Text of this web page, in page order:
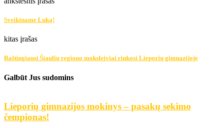
Sveikiname Luką!
kitas įrašas
Raštingiausi Šiaulių regiono moksleiviai rinkosi Lieporių gimnazijoje
Galbūt Jus sudomins
Lieporių gimnazijos mokinys – pasakų sekimo
čempionas!